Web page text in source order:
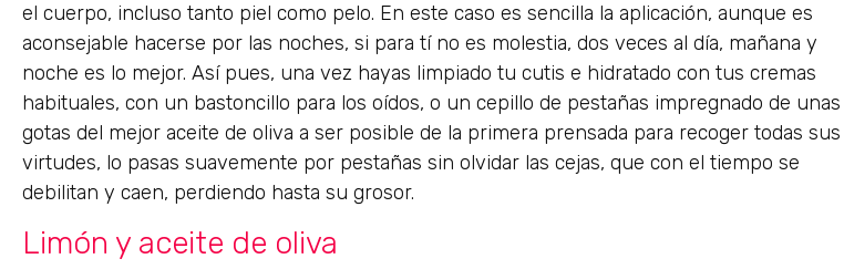
el cuerpo, incluso tanto piel como pelo. En este caso es sencilla la aplicación, aunque es
aconsejable hacerse por las noches, si para tí no es molestia, dos veces al día, mañana y
noche es lo mejor. Así pues, una vez hayas limpiado tu cutis e hidratado con tus cremas
habituales, con un bastoncillo para los oídos, o un cepillo de pestañas impregnado de unas
gotas del mejor aceite de oliva a ser posible de la primera prensada para recoger todas sus
virtudes, lo pasas suavemente por pestañas sin olvidar las cejas, que con el tiempo se
debilitan y caen, perdiendo hasta su grosor.
Limón y aceite de oliva